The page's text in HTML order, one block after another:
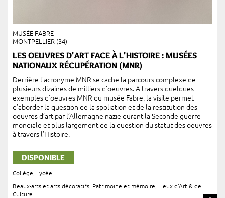
MUSÉE FABRE
MONTPELLIER (34)
LES OEUVRES D'ART FACE À L'HISTOIRE : MUSÉES
NATIONAUX RÉCUPÉRATION (MNR)
Derrière l’acronyme MNR se cache la parcours complexe de
plusieurs dizaines de milliers d’oeuvres. A travers quelques
exemples d'oeuvres MNR du musée Fabre, la visite permet
d’aborder la question de la spoliation et de la restitution des
oeuvres d’art par l’Allemagne nazie durant la Seconde guerre
mondiale et plus largement de la question du statut des oeuvres
à travers l’Histoire.
DISPONIBLE
Collège
Lycée
Beaux-arts et arts décoratifs Patrimoine et mémoire
Lieux d'Art & de
Culture